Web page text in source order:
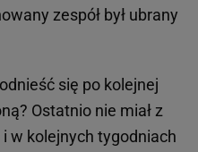
zespół był ubrany
się po kolejnej
Ostatnio nie miał z
w kolejnych tygodniach